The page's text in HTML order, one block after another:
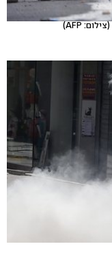
(צילום: AFP)